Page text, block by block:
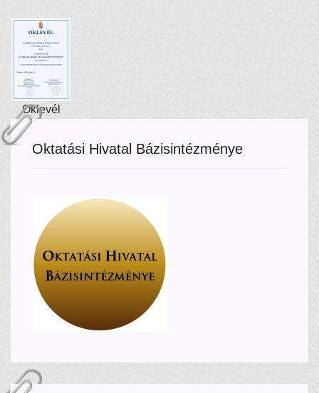
Oklevél
Oktatási Hivatal Bázisintézménye